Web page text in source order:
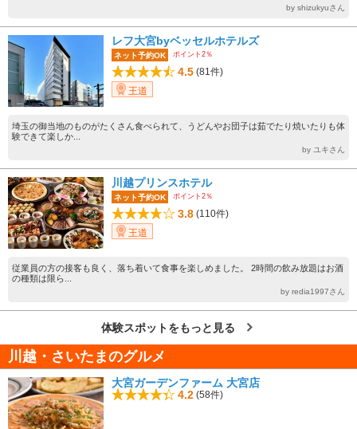
by shizukyuさん
レフ大宮byベッセルホテルズ
ネット予約OK ポイント2％
4.5 (81件)
王道
埼玉の御当地のものがたくさん食べられて、うどんやお団子は茹でたり焼いたりも体
験できて楽しか...
by ユキさん
川越プリンスホテル
ネット予約OK ポイント2％
3.8 (110件)
王道
従業員の方の接客も良く、落ち着いて食事を楽しめました。 2時間の飲み放題はお酒
の種類は限ら...
by redia1997さん
体験スポットをもっと見る
川越・さいたまのグルメ
大宮ガーデンファーム 大宮店
4.2 (58件)